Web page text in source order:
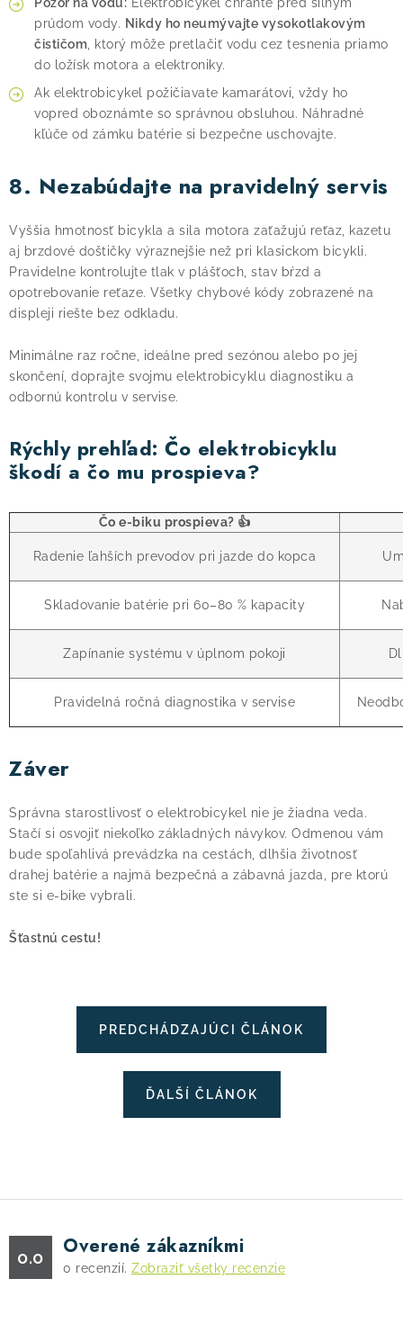
prúdom vody. Nikdy ho neumývajte vysokotlakovým
čističom , ktorý môže pretlačiť vodu cez tesnenia priamo
do ložísk motora a elektroniky.
Ak elektrobicykel požičiavate kamarátovi, vždy ho
vopred oboznámte so správnou obsluhou. Náhradné
kľúče od zámku batérie si bezpečne uschovajte.
8. Nezabúdajte na pravidelný servis
Vyššia hmotnosť bicykla a sila motora zaťažujú reťaz, kazetu
aj brzdové doštičky výraznejšie než pri klasickom bicykli.
Pravidelne kontrolujte tlak v plášťoch, stav bŕzd a
opotrebovanie reťaze. Všetky chybové kódy zobrazené na
displeji riešte bez odkladu.
Minimálne raz ročne, ideálne pred sezónou alebo po jej
skončení, doprajte svojmu elektrobicyklu diagnostiku a
odbornú kontrolu v servise.
Rýchly prehľad: Čo elektrobicyklu
škodí a čo mu prospieva?
Čo e-biku prospieva? 👍
Radenie ľahších prevodov pri jazde do kopca
Skladovanie batérie pri 60–80 % kapacity
Zapínanie systému v úplnom pokoji
Pravidelná ročná diagnostika v servise
Záver
Správna starostlivosť o elektrobicykel nie je žiadna veda.
Stačí si osvojiť niekoľko základných návykov. Odmenou vám
bude spoľahlivá prevádzka na cestách, dlhšia životnosť
drahej batérie a najmä bezpečná a zábavná jazda, pre ktorú
ste si e-bike vybrali.
Šťastnú cestu!
PREDCHÁDZAJÚCI ČLÁNOK
ĎALŠÍ ČLÁNOK
0.0 Overené zákazníkmi
0 recenzií. Zobraziť všetky recenzie